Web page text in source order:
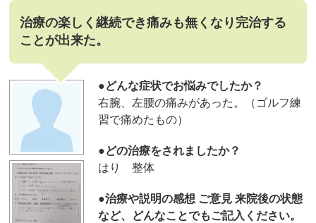
治療の楽しく継続でき痛みも無くなり完治する
ことが出来た。
●どんな症状でお悩みでしたか？
右腕、左腰の痛みがあった。（ゴルフ練
習で痛めたもの）
●どの治療をされましたか？
はり 整体
●治療や説明の感想 ご意見 来院後の状態
など、どんなことでもご記入ください。